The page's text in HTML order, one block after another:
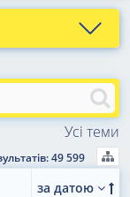
Усі теми
49 599
за датою